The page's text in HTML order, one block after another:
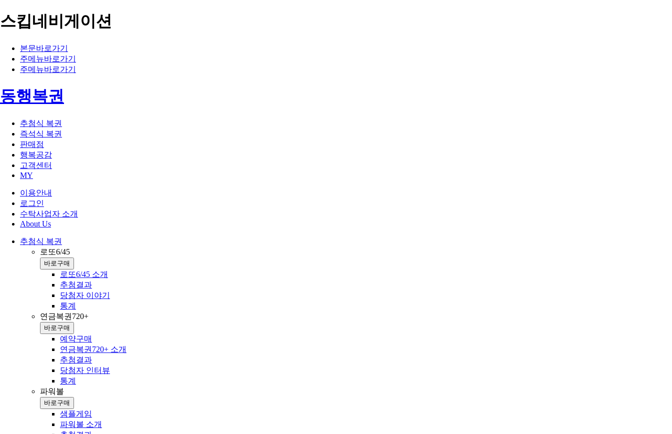
스킵네비게이션
본문바로가기
주메뉴바로가기
주메뉴바로가기
동행복권
추첨식 복권
즉석식 복권
판매점
행복공감
고객센터
MY
이용안내
로그인
수탁사업자 소개
About Us
추첨식 복권
로또6/45
바로구매
로또6/45 소개
추첨결과
당첨자 이야기
통계
연금복권720+
바로구매
예약구매
연금복권720+ 소개
추첨결과
당첨자 인터뷰
통계
파워볼
바로구매
샘플게임
파워볼 소개